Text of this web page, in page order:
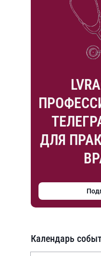
ДЛЯ
Календарь